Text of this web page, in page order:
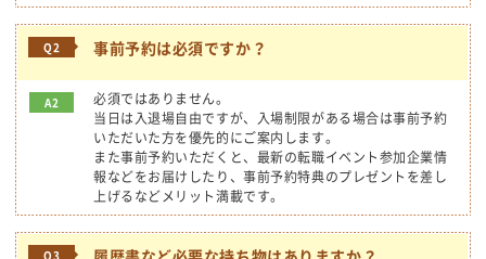
Q2 事前予約は必須ですか？
A2
必須ではありません。
当日は入退場自由ですが、入場制限がある場合は事前予約
いただいた方を優先的にご案内します。
また事前予約いただくと、最新の転職イベント参加企業情
報などをお届けしたり、事前予約特典のプレゼントを差し
上げるなどメリット満載です。
Q3